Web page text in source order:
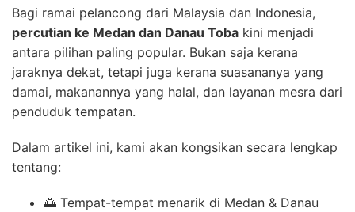
Bagi ramai pelancong dari Malaysia dan Indonesia,
percutian ke Medan dan Danau Toba kini menjadi
antara pilihan paling popular. Bukan saja kerana
jaraknya dekat, tetapi juga kerana suasananya yang
damai, makanannya yang halal, dan layanan mesra dari
penduduk tempatan.
Dalam artikel ini, kami akan kongsikan secara lengkap
tentang:
🌅 Tempat-tempat menarik di Medan & Danau